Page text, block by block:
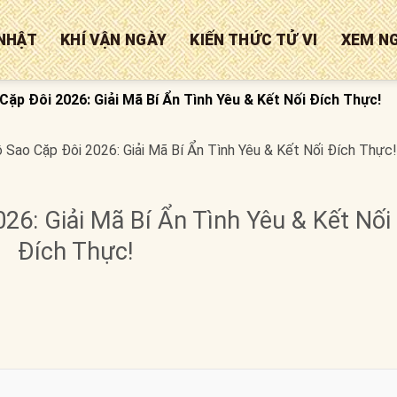
KHÍ VẬN NGÀY KIẾN THỨC TỬ VI XEM
Đôi 2026: Giải Mã Bí Ẩn Tình Yêu & Kết Nối Đích Thực!
Sao Cặp Đôi 2026: Giải Mã Bí Ẩn Tình Yêu & Kết Nối Đích Thực!
Giải Mã Bí Ẩn Tình Yêu & Kết Nối
Đích Thực!